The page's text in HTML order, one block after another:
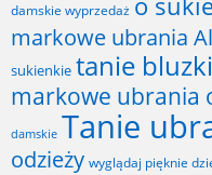
damskie wyprzedaż
markowe ubrania
sukienkie tanie
markowe ubrania
damskie Tanie
odzieży wyglądaj pięknie